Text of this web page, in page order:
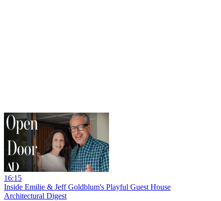
16:15
Inside Emilie & Jeff Goldblum's Playful Guest House
Architectural Digest